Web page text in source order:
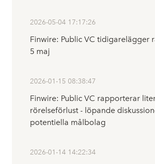
2026-05-04 17:17:26
Finwire: Public VC tidigarelägger
5 maj
2026-01-15 08:38:47
Finwire: Public VC rapporterar
rörelseförlust - löpande
potentiella målbolag
2026-01-14 14:22:34